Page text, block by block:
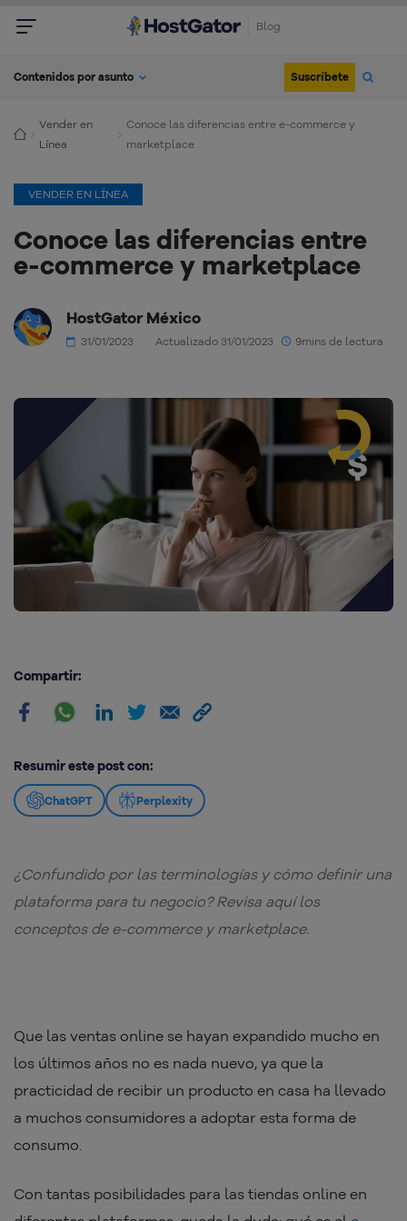
Blog
Contenidos por asunto Suscríbete
Vender en
Línea
Conoce las diferencias entre e-commerce y
marketplace
VENDER EN LÍNEA
Conoce las diferencias entre
e-commerce y marketplace
HostGator México
31/01/2023 Actualizado 31/01/2023 9mins de lectura
Compartir:
Resumir este post con:
ChatGPT Perplexity
¿Confundido por las terminologías y cómo definir una
plataforma para tu negocio? Revisa aquí los
conceptos de e-commerce y marketplace.
Que las ventas online se hayan expandido mucho en
los últimos años no es nada nuevo, ya que la
practicidad de recibir un producto en casa ha llevado
a muchos consumidores a adoptar esta forma de
consumo.
Con tantas posibilidades para las tiendas online en